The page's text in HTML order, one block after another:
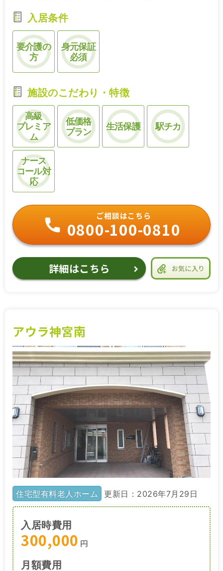
入居条件
要介護の
方
身元保証
必須
施設のこだわり・特徴
高級
プレミア
ム
低価格
プラン
生活保護 駅チカ
ナース
コール対
応
お気に入り
ご相談はこちら
0800-100-0810
詳細はこちら
アウラ神宮南
住宅型有料老人ホーム 更新日：2026年7月29日
入居時費用
300,000 円
月額費用